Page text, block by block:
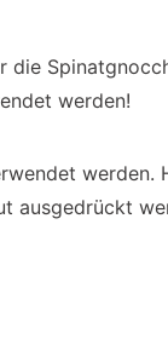
die
werden!
ausgedrückt